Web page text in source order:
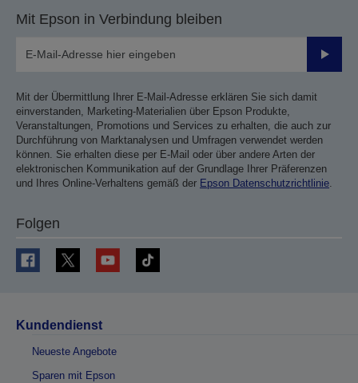
Mit Epson in Verbindung bleiben
Mit der Übermittlung Ihrer E-Mail-Adresse erklären Sie sich damit
einverstanden, Marketing-Materialien über Epson Produkte,
Veranstaltungen, Promotions und Services zu erhalten, die auch zur
Durchführung von Marktanalysen und Umfragen verwendet werden
können. Sie erhalten diese per E-Mail oder über andere Arten der
elektronischen Kommunikation auf der Grundlage Ihrer Präferenzen
und Ihres Online-Verhaltens gemäß der Epson Datenschutzrichtlinie.
Folgen
Kundendienst
Neueste Angebote
Sparen mit Epson